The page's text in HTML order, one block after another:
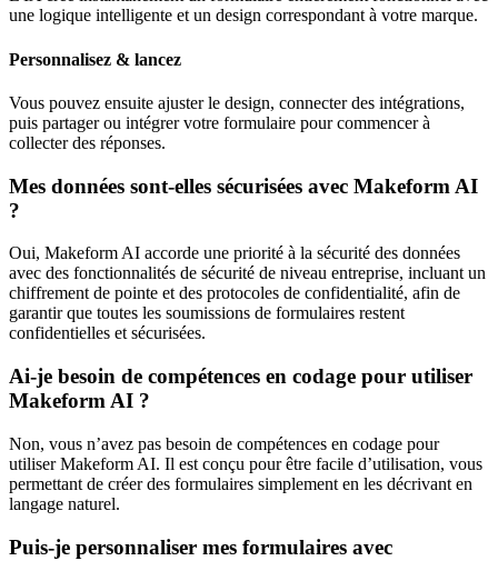
une logique intelligente et un design correspondant à votre marque.
Personnalisez & lancez
Vous pouvez ensuite ajuster le design, connecter des intégrations,
puis partager ou intégrer votre formulaire pour commencer à
collecter des réponses.
Mes données sont-elles sécurisées avec Makeform AI
?
Oui, Makeform AI accorde une priorité à la sécurité des données
avec des fonctionnalités de sécurité de niveau entreprise, incluant un
chiffrement de pointe et des protocoles de confidentialité, afin de
garantir que toutes les soumissions de formulaires restent
confidentielles et sécurisées.
Ai-je besoin de compétences en codage pour utiliser
Makeform AI ?
Non, vous n’avez pas besoin de compétences en codage pour
utiliser Makeform AI. Il est conçu pour être facile d’utilisation, vous
permettant de créer des formulaires simplement en les décrivant en
langage naturel.
Puis-je personnaliser mes formulaires avec